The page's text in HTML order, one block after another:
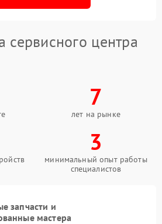
сервисного центра
7
лет на рынке
3
минимальный опыт работы
специалистов
запчасти и
мастера